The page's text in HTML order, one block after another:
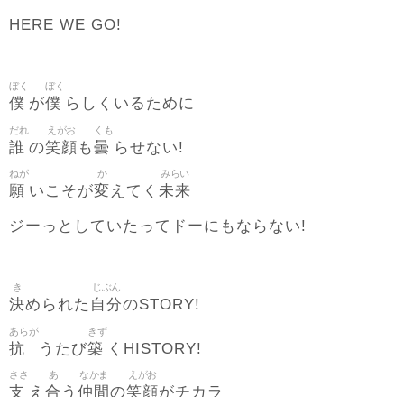
HERE WE GO!
僕
ぼく
が僕
ぼく
らしくいるために
誰
だれ
の笑顔
えがお
も曇
くも
らせない!
願
ねが
いこそが変
か
えてく 未来
みらい
ジーっとしていたってドーにもならない!
決
き
められた 自分
じぶん
のSTORY!
抗
あらが
うたび築
きず
くHISTORY!
支
ささ
え 合
あ
う 仲間
なかま
の笑顔
えがお
がチカラ